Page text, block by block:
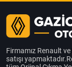
Firmamız Renault
satışı